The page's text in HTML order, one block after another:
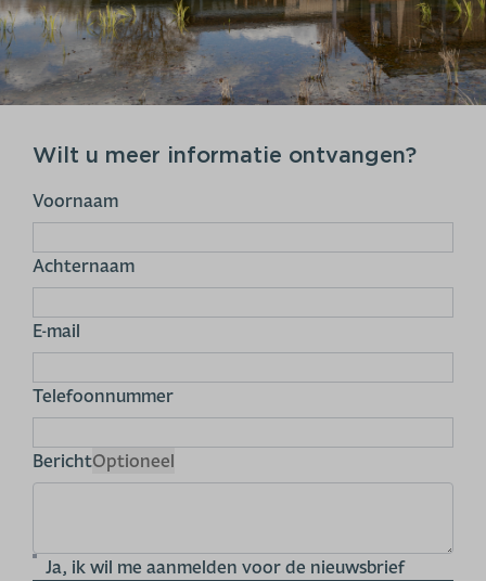
Wilt u meer informatie ontvangen?
Voornaam
Achternaam
E-mail
Telefoonnummer
BerichtOptioneel
Ja, ik wil me aanmelden voor de nieuwsbrief